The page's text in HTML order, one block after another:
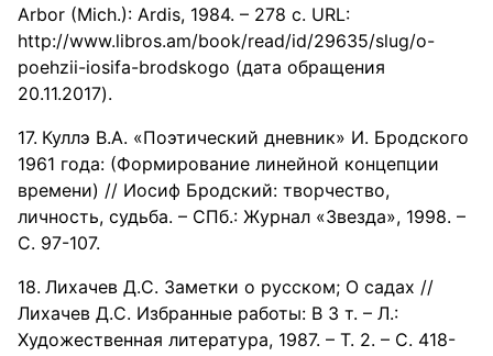
Arbor (Mich.): Ardis, 1984. – 278 с. URL:
http://www.libros.am/book/read/id/29635/slug/o-
poehzii-iosifa-brodskogo (дата обращения
20.11.2017).
Куллэ В.А. «Поэтический дневник» И. Бродского
1961 года: (Формирование линейной концепции
времени) // Иосиф Бродский: творчество,
личность, судьба. – СПб.: Журнал «Звезда», 1998. –
С. 97-107.
Лихачев Д.С. Заметки о русском; О садах //
Лихачев Д.С. Избранные работы: В 3 т. – Л.:
Художественная литература, 1987. – Т. 2. – С. 418-